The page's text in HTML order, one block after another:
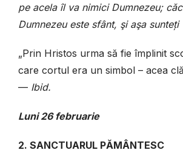
pe acela îl va nimici Dumnezeu;
Dumnezeu este sfânt, şi aşa sunteți
„Prin Hristos urma să fie împlinit
care cortul era un simbol – acea
— Ibid.
Luni 26 februarie
2. SANCTUARUL PĂMÂNTESC